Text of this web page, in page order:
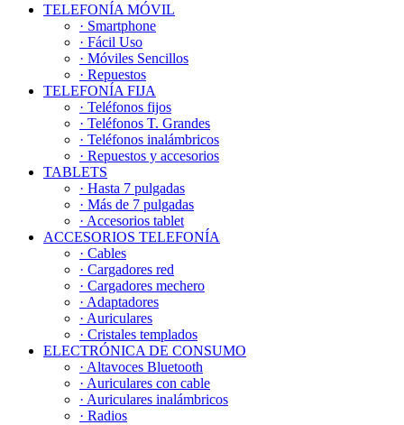
TELEFONÍA MÓVIL
· Smartphone
· Fácil Uso
· Móviles Sencillos
· Repuestos
TELEFONÍA FIJA
· Teléfonos fijos
· Teléfonos T. Grandes
· Teléfonos inalámbricos
· Repuestos y accesorios
TABLETS
· Hasta 7 pulgadas
· Más de 7 pulgadas
· Accesorios tablet
ACCESORIOS TELEFONÍA
· Cables
· Cargadores red
· Cargadores mechero
· Adaptadores
· Auriculares
· Cristales templados
ELECTRÓNICA DE CONSUMO
· Altavoces Bluetooth
· Auriculares con cable
· Auriculares inalámbricos
· Radios